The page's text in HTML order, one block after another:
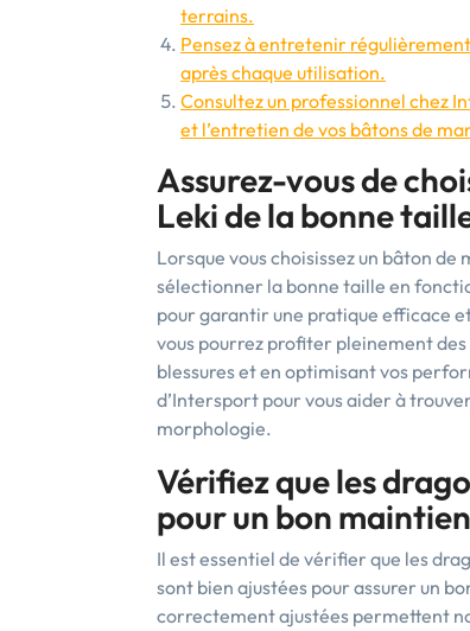
terrains.
Pensez à entretenir
après chaque utilisation.
Consultez un professionnel chez
et l’entretien de vos bâtons de
Assurez-vous de
Leki de la bonne
Lorsque vous choisissez un bâton
sélectionner la bonne taille en
pour garantir une pratique efficace
vous pourrez profiter pleinement
blessures et en optimisant vos
d’Intersport pour vous aider à
morphologie.
Vérifiez que les
pour un bon
Il est essentiel de vérifier que les
sont bien ajustées pour assurer un
correctement ajustées permettent